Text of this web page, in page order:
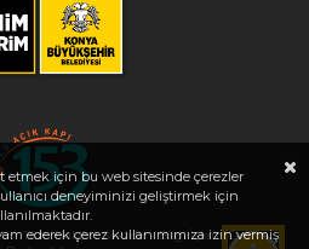
- Tüm Hakları Saklıdır - Bilgi İşlem Dairesi
etmek için bu web sitesinde çerezler
deneyiminizi geliştirmek için
ederek çerez kullanımımıza izin vermiş